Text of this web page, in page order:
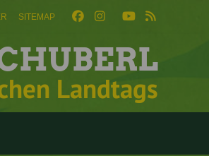
SITEMAP
Landtags